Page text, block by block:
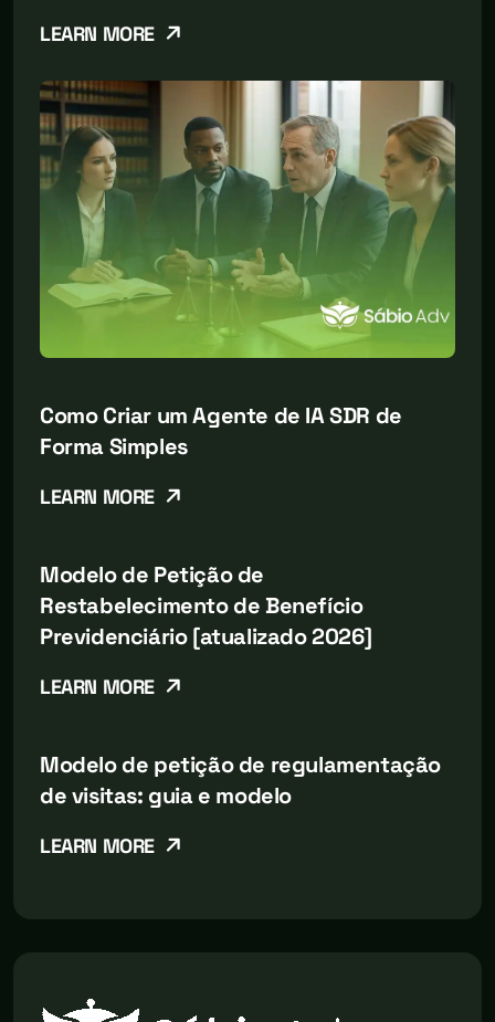
LEARN MORE
Como Criar um Agente de IA SDR de
Forma Simples
LEARN MORE
Modelo de Petição de
Restabelecimento de Benefício
Previdenciário [atualizado 2026]
LEARN MORE
Modelo de petição de regulamentação
de visitas: guia e modelo
LEARN MORE